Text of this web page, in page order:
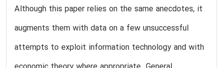
Although this paper relies on the same anecdotes, it
augments them with data on a few unsuccessful
attempts to exploit information technology and with